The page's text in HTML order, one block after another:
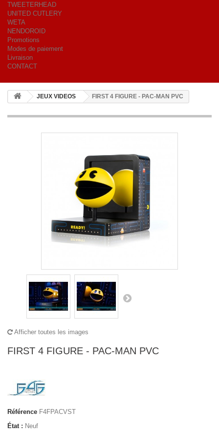
TWEETERHEAD
UNITED CUTLERY
WETA
NENDOROID
Promotions
Modes de paiement
Livraison
CONTACT
JEUX VIDEOS FIRST 4 FIGURE - PAC-MAN PVC
Afficher toutes les images
FIRST 4 FIGURE - PAC-MAN PVC
Référence F4FPACVST
État : Neuf